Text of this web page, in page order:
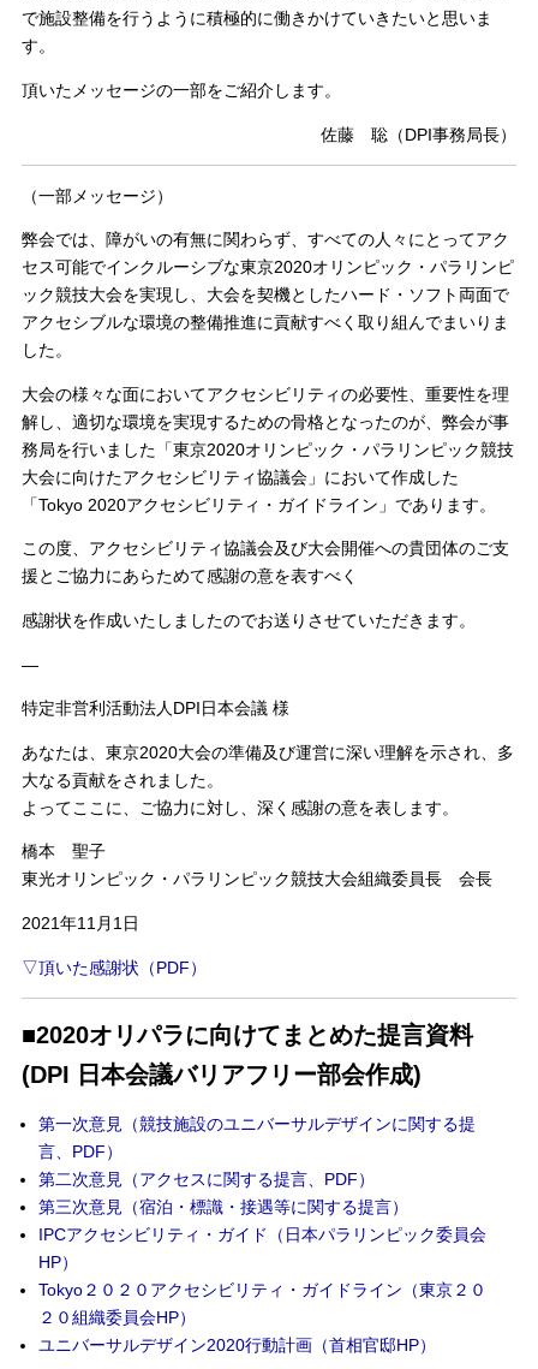
で施設整備を行うように積極的に働きかけていきたいと思いま
す。
頂いたメッセージの一部をご紹介します。
佐藤 聡（DPI事務局長）
（一部メッセージ）
弊会では、障がいの有無に関わらず、すべての人々にとってアク
セス可能でインクルーシブな東京2020オリンピック・パラリンピ
ック競技大会を実現し、大会を契機としたハード・ソフト両面で
アクセシブルな環境の整備推進に貢献すべく取り組んでまいりま
した。
大会の様々な面においてアクセシビリティの必要性、重要性を理
解し、適切な環境を実現するための骨格となったのが、弊会が事
務局を行いました「東京2020オリンピック・パラリンピック競技
大会に向けたアクセシビリティ協議会」において作成した
「Tokyo 2020アクセシビリティ・ガイドライン」であります。
この度、アクセシビリティ協議会及び大会開催への貴団体のご支
援とご協力にあらためて感謝の意を表すべく
感謝状を作成いたしましたのでお送りさせていただきます。
—
特定非営利活動法人DPI日本会議 様
あなたは、東京2020大会の準備及び運営に深い理解を示され、多
大なる貢献をされました。
よってここに、ご協力に対し、深く感謝の意を表します。
橋本 聖子
東光オリンピック・パラリンピック競技大会組織委員長 会長
2021年11月1日
▽頂いた感謝状（PDF）
■2020オリパラに向けてまとめた提言資料
(DPI 日本会議バリアフリー部会作成)
第一次意見（競技施設のユニバーサルデザインに関する提
言、PDF）
第二次意見（アクセスに関する提言、PDF）
第三次意見（宿泊・標識・接遇等に関する提言）
IPCアクセシビリティ・ガイド（日本パラリンピック委員会
HP）
Tokyo２０２０アクセシビリティ・ガイドライン（東京２０
２０組織委員会HP）
ユニバーサルデザイン2020行動計画（首相官邸HP）